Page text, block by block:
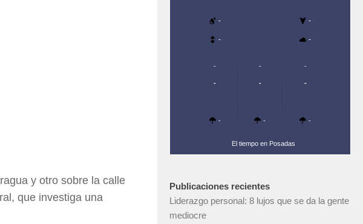
y otro sobre la calle
que investiga una
- -
- -
-
-
-
-
-
-
-
-
-
El tiempo en Posadas
Publicaciones recientes
Liderazgo personal: 8 lujos que se da la gente
mediocre